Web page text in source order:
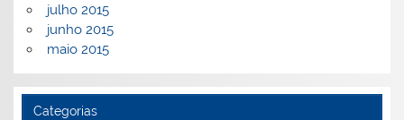
julho 2015
junho 2015
maio 2015
Categorias